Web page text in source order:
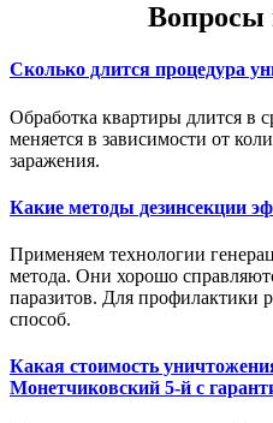
Вопросы
Сколько длится процедура
Обработка квартиры длится в
меняется в зависимости от
заражения.
Какие методы дезинсекции
Применяем технологии
метода. Они хорошо
паразитов. Для профилактики
способ.
Какая стоимость
Монетчиковский 5-й с